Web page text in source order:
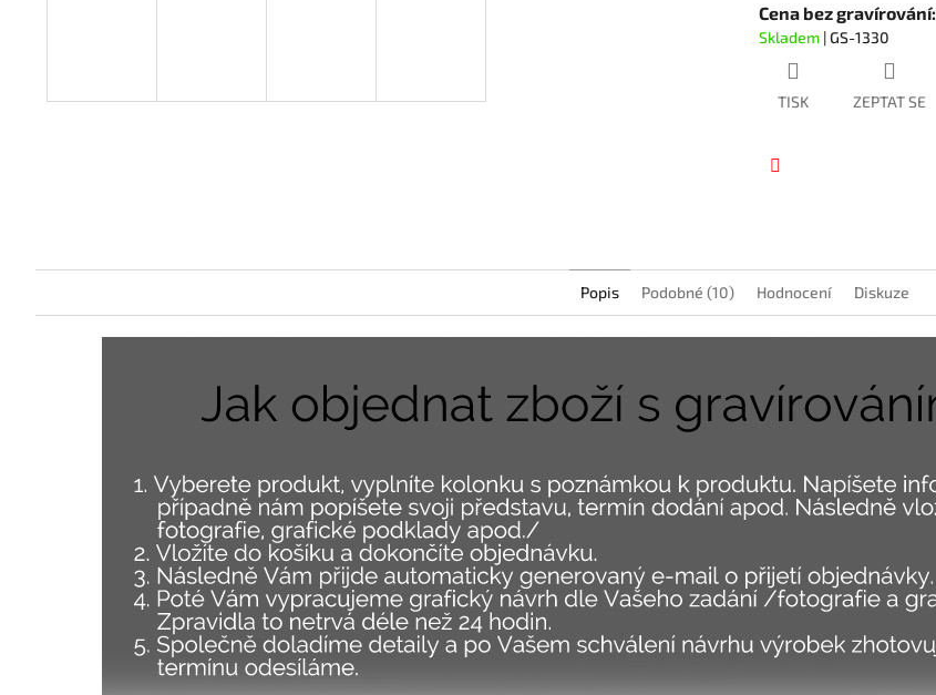
Cena bez
Skladem | GS-1330
TISK ZEPTAT SE
Popis Podobné (10) Hodnocení Diskuze